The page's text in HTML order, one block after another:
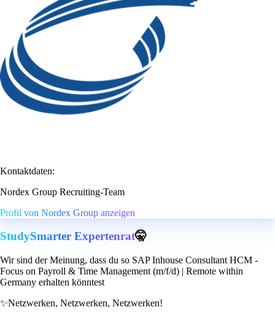
Kontaktdaten:
Nordex Group Recruiting-Team
Profil von Nordex Group anzeigen
StudySmarter Expertenrat🤫
Wir sind der Meinung, dass du so SAP Inhouse Consultant HCM -
Focus on Payroll & Time Management (m/f/d) | Remote within
Germany erhalten könntest
✨Netzwerken, Netzwerken, Netzwerken!